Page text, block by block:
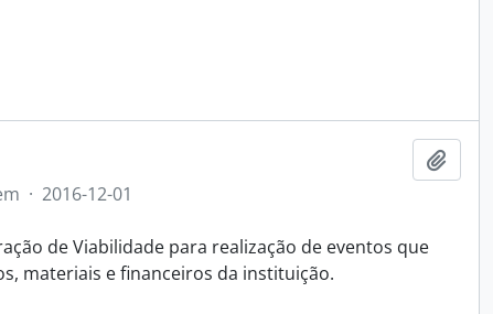
· 2016-12-01
de Viabilidade para realização de eventos que
materiais e financeiros da instituição.